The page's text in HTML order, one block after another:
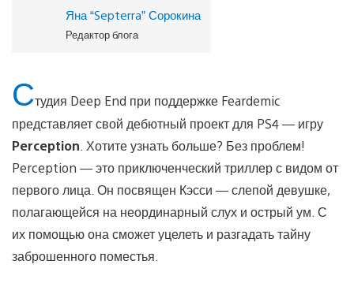
Яна “Septerra” Сорокина
Редактор блога
Студия Deep End при поддержке Feardemic
представляет свой дебютный проект для PS4 — игру
Perception . Хотите узнать больше? Без проблем!
Perception — это приключенческий триллер с видом от
первого лица. Он посвящен Кэсси — слепой девушке,
полагающейся на неординарный слух и острый ум. С
их помощью она сможет уцелеть и разгадать тайну
заброшенного поместья.